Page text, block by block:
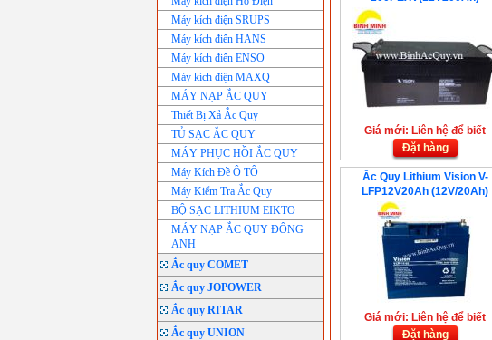
Máy kích điện SRUPS
Máy kích điện HANS
Máy kích điện ENSO
Máy kích điện MAXQ
MÁY NẠP ẮC QUY
Thiết Bị Xả Ắc Quy
TỦ SẠC ẮC QUY
MÁY PHỤC HỒI ẮC QUY
Máy Kích Đề Ô TÔ
Máy Kiểm Tra Ắc Quy
BỘ SẠC LITHIUM EIKTO
MÁY NẠP ẮC QUY ĐÔNG
ANH
Ắc quy COMET
Ắc quy JOPOWER
Ắc quy RITAR
Ắc quy UNION
Giá mới: Liên hệ để biết
Đặt hàng
Ắc Quy Lithium Vision V-
LFP12V20Ah (12V/20Ah)
Giá mới: Liên hệ để biết
Đặt hàng